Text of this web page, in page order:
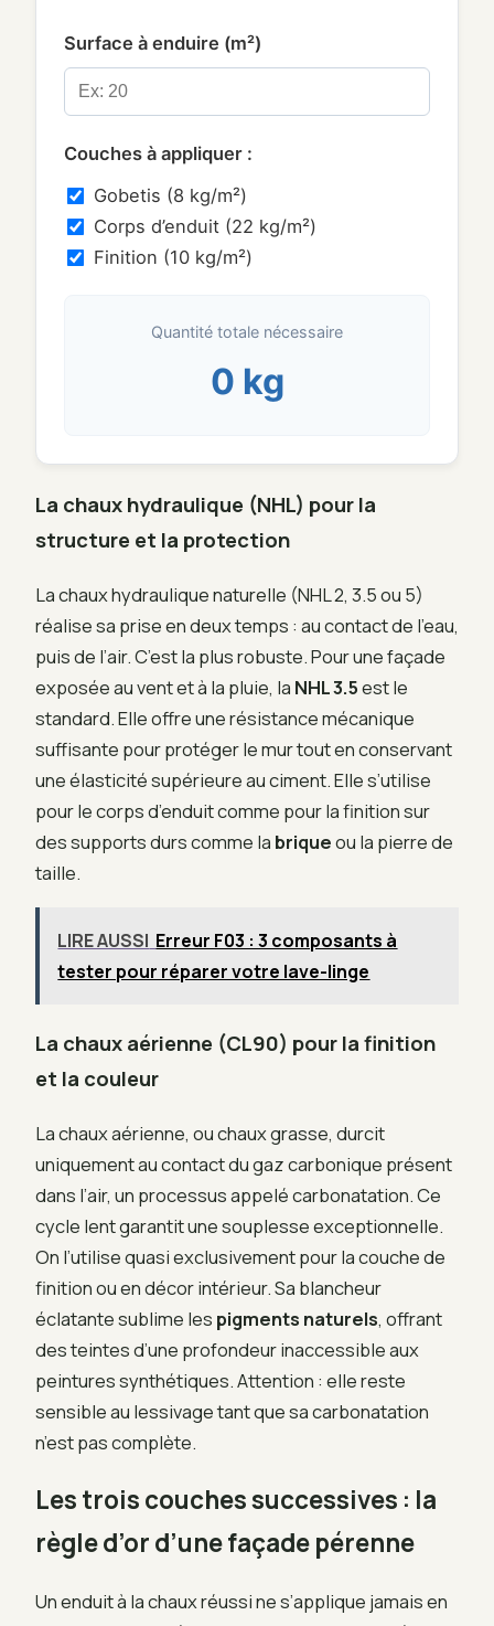
Surface à enduire (m²)
Couches à appliquer :
Gobetis (8 kg/m²)
Corps d’enduit (22 kg/m²)
Finition (10 kg/m²)
Quantité totale nécessaire
0 kg
La chaux hydraulique (NHL) pour la
structure et la protection
La chaux hydraulique naturelle (NHL 2, 3.5 ou 5)
réalise sa prise en deux temps : au contact de l’eau,
puis de l’air. C’est la plus robuste. Pour une façade
exposée au vent et à la pluie, la NHL 3.5est le
standard. Elle offre une résistance mécanique
suffisante pour protéger le mur tout en conservant
une élasticité supérieure au ciment. Elle s’utilise
pour le corps d’enduit comme pour la finition sur
des supports durs comme la briqueou la pierre de
taille.
LIRE AUSSI Erreur F03 : 3 composants à
tester pour réparer votre lave-linge
La chaux aérienne (CL90) pour la finition
et la couleur
La chaux aérienne, ou chaux grasse, durcit
uniquement au contact du gaz carbonique présent
dans l’air, un processus appelé carbonatation. Ce
cycle lent garantit une souplesse exceptionnelle.
On l’utilise quasi exclusivement pour la couche de
finition ou en décor intérieur. Sa blancheur
éclatante sublime les pigments naturels, offrant
des teintes d’une profondeur inaccessible aux
peintures synthétiques. Attention : elle reste
sensible au lessivage tant que sa carbonatation
n’est pas complète.
Les trois couches successives : la
règle d’or d’une façade pérenne
Un enduit à la chaux réussi ne s’applique jamais en